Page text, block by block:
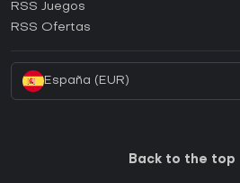
RSS Juegos
RSS Ofertas
España (EUR)
Back to the top